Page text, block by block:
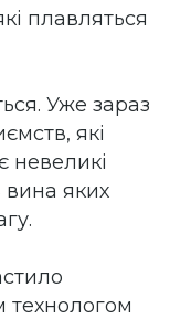
плавляться
Уже зараз
які
невеликі
вина яких
технологом